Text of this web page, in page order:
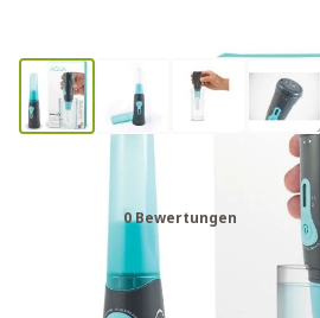
SteriPEN® Aqua UV
0 Bewertungen
Benachrichtigung bei wieder